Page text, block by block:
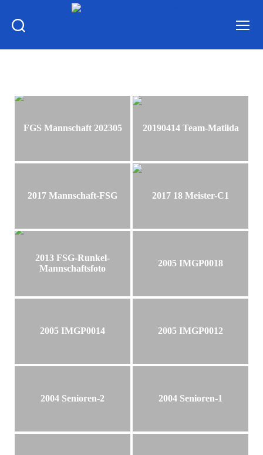
1980
FGS Mannschaft 202305 20190414 Team-Matilda
2017 Mannschaft-FSG 2017 18 Meister-C1
2013 FSG-Runkel-
Mannschaftsfoto
2005 IMGP0018
2005 IMGP0014 2005 IMGP0012
2004 Senioren-2 2004 Senioren-1